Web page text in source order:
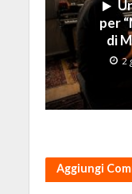
per
di
2
Aggiungi